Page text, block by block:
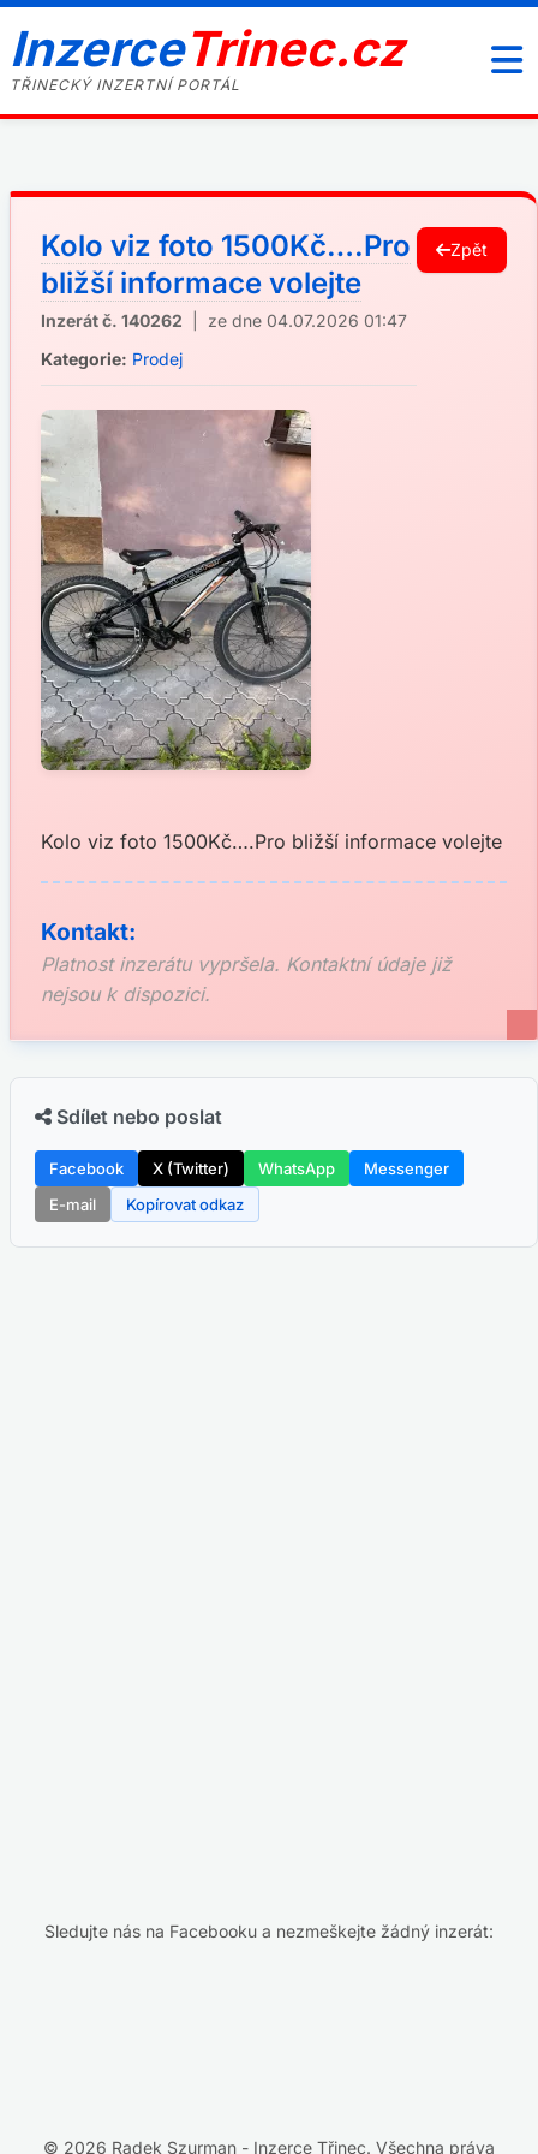
InzerceTrinec.cz
TŘINECKÝ INZERTNÍ PORTÁL
Kolo viz foto 1500Kč….Pro
bližší informace volejte
Inzerát č. 140262 | ze dne 04.07.2026 01:47
Kategorie: Prodej
Zpět
Kolo viz foto 1500Kč….Pro bližší informace volejte
Kontakt:
Platnost inzerátu vypršela. Kontaktní údaje již
nejsou k dispozici.
Sdílet nebo poslat
Facebook X (Twitter) WhatsApp
Messenger
E-mail
Kopírovat odkaz
Sledujte nás na Facebooku a nezmeškejte žádný inzerát:
© 2026 Radek Szurman - Inzerce Třinec. Všechna práva